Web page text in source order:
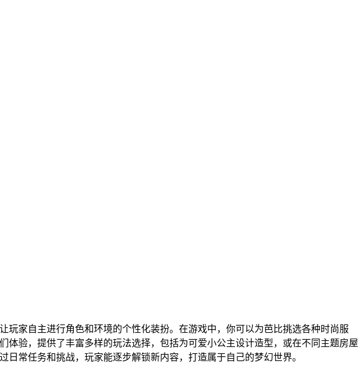
家自主进行角色和环境的个性化装扮。在游戏中，你可以为芭比挑选各种时尚服
验，提供了丰富多样的玩法选择，包括为可爱小公主设计造型，或在不同主题房屋
常任务和挑战，玩家能逐步解锁新内容，打造属于自己的梦幻世界。